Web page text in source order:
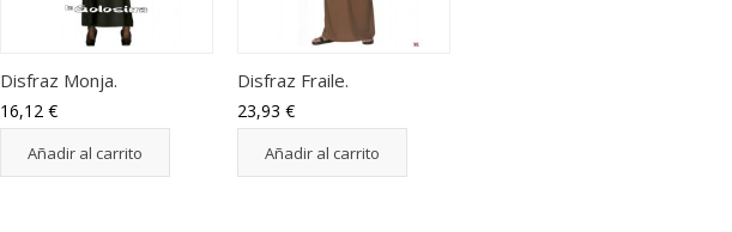
Disfraz Monja.
16,12 €
Añadir al carrito
Disfraz Fraile.
23,93 €
Añadir al carrito